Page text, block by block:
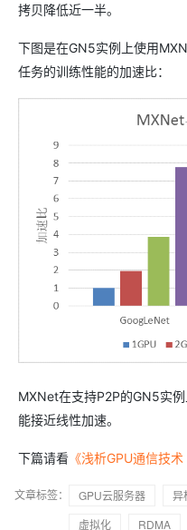
拷贝降低近一半。
下图是在GN5实例上使用
任务的训练性能的加速比：
MXNet在支持P2P的GN5实
能接近线性加速。
下篇请看 《浅析GPU通信技
文章标签： GPU云服务器 异
虚拟化
RDMA